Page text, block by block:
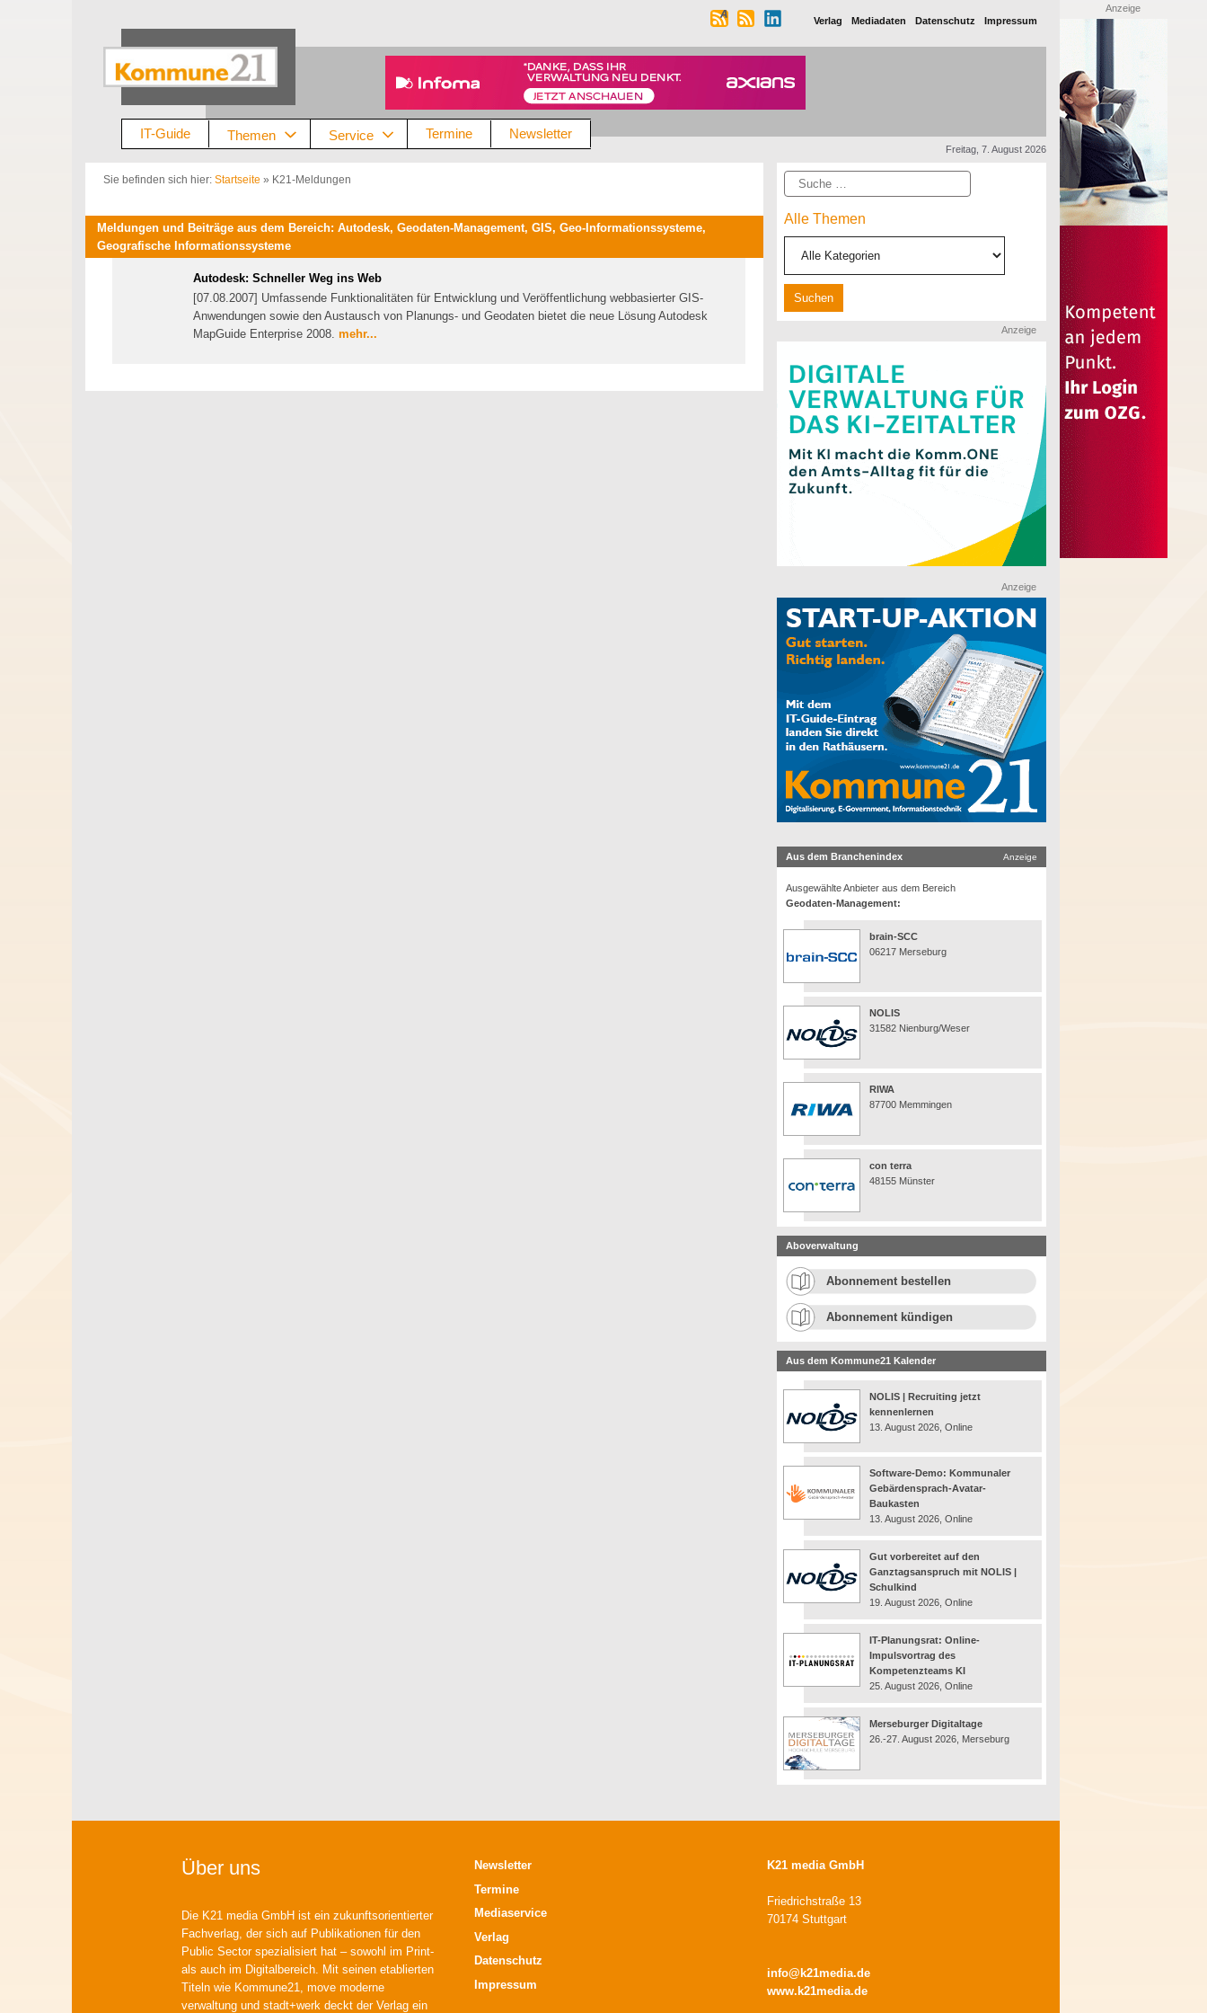
Verlag Mediadaten Datenschutz Impressum
IT-Guide Themen Service Termine Newsletter
Freitag, 7. August 2026
Sie befinden sich hier: Startseite » K21-Meldungen
Meldungen und Beiträge aus dem Bereich: Autodesk, Geodaten-Management, GIS, Geo-Informationssysteme,
Geografische Informationssysteme
Autodesk: Schneller Weg ins Web
[07.08.2007] Umfassende Funktionalitäten für Entwicklung und Veröffentlichung webbasierter GIS-
Anwendungen sowie den Austausch von Planungs- und Geodaten bietet die neue Lösung Autodesk
MapGuide Enterprise 2008. mehr...
Suche
Alle Themen
Anzeige
Anzeige
Aus dem Branchenindex Anzeige
Ausgewählte Anbieter aus dem Bereich
Geodaten-Management:
brain-SCC
06217 Merseburg
NOLIS
31582 Nienburg/Weser
RIWA
87700 Memmingen
con terra
48155 Münster
Aboverwaltung
Abonnement bestellen
Abonnement kündigen
Aus dem Kommune21 Kalender
NOLIS | Recruiting jetzt
kennenlernen
13. August 2026, Online
Software-Demo: Kommunaler
Gebärdensprach-Avatar-
Baukasten
13. August 2026, Online
Gut vorbereitet auf den
Ganztagsanspruch mit NOLIS |
Schulkind
19. August 2026, Online
IT-Planungsrat: Online-
Impulsvortrag des
Kompetenzteams KI
25. August 2026, Online
Merseburger Digitaltage
26.-27. August 2026, Merseburg
Anzeige
Über uns
Die K21 media GmbH ist ein zukunftsorientierter
Fachverlag, der sich auf Publikationen für den
Public Sector spezialisiert hat – sowohl im Print-
als auch im Digitalbereich. Mit seinen etablierten
Titeln wie Kommune21, move moderne
verwaltung und stadt+werk deckt der Verlag ein
Newsletter
Termine
Mediaservice
Verlag
Datenschutz
Impressum
K21 media GmbH
Friedrichstraße 13
70174 Stuttgart
info@k21media.de
www.k21media.de